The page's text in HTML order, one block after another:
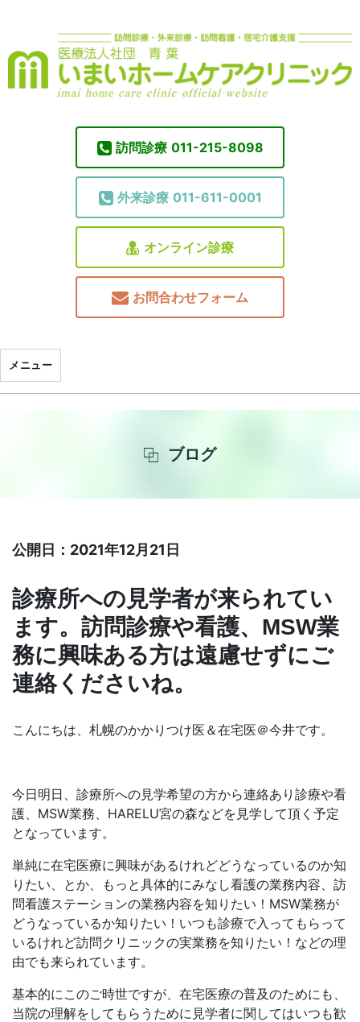
訪問診療 011-215-8098
外来診療 011-611-0001
オンライン診療
お問合わせフォーム
メニュー
ブログ
公開日：2021年12月21日
診療所への見学者が来られてい
ます。訪問診療や看護、MSW業
務に興味ある方は遠慮せずにご
連絡くださいね。
こんにちは、札幌のかかりつけ医＆在宅医＠今井です。
今日明日、診療所への見学希望の方から連絡あり診療や看
護、MSW業務、HARELU宮の森などを見学して頂く予定
となっています。
単純に在宅医療に興味があるけれどどうなっているのか知
りたい、とか、もっと具体的にみなし看護の業務内容、訪
問看護ステーションの業務内容を知りたい！MSW業務が
どうなっているか知りたい！いつも診療で入ってもらって
いるけれど訪問クリニックの実業務を知りたい！などの理
由でも来られています。
基本的にこのご時世ですが、在宅医療の普及のためにも、
当院の理解をしてもらうために見学者に関してはいつも歓